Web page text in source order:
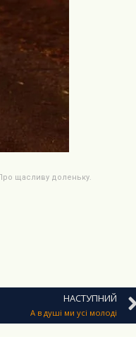
щасливу доленьку.
НАСТУПНИЙ
А в душі ми усі молоді